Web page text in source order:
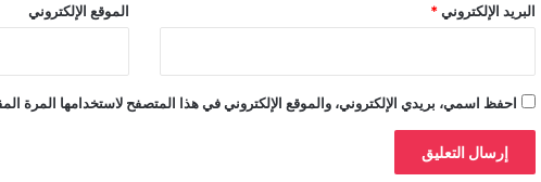
البريد الإلكتروني* الموقع الإلكتروني
احفظ اسمي، بريدي الإلكتروني، والموقع الإلكتروني في هذا المتصفح لاستخدامها المرة